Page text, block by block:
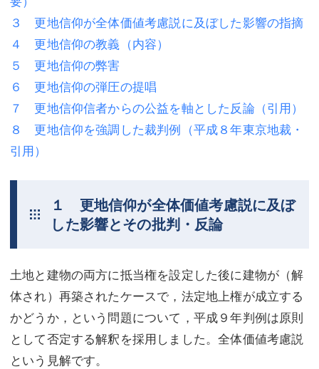
相続・遺言
離婚（夫婦間トラブル）
企業法務
労働問題（解雇，残業等）
不動産登記
調査・書面作成
債務整理
マスコミ取材・実績
離婚（夫婦間トラブル）
企業法務
労働問題（解雇，残業等）
刑事弁護
不動産登記
商業登記
マスコミ取材・実績
アクセス
３ 更地信仰が全体価値考慮説に及ぼした影響の指摘
４ 更地信仰の教義（内容）
５ 更地信仰の弊害
６ 更地信仰の弾圧の提唱
７ 更地信仰信者からの公益を軸とした反論（引用）
８ 更地信仰を強調した裁判例（平成８年東京地裁・
引用）
１ 更地信仰が全体価値考慮説に及ぼ
した影響とその批判・反論
土地と建物の両方に抵当権を設定した後に建物が（解
体され）再築されたケースで，法定地上権が成立する
かどうか，という問題について，平成９年判例は原則
として否定する解釈を採用しました。全体価値考慮説
という見解です。